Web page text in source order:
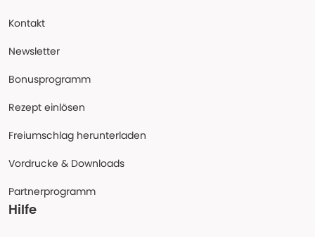
Kontakt
Newsletter
Bonusprogramm
Rezept einlösen
Freiumschlag herunterladen
Vordrucke & Downloads
Partnerprogramm
Hilfe